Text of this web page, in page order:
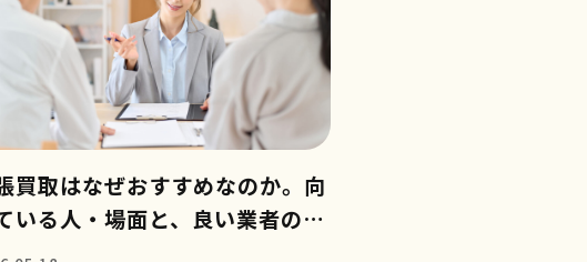
買取はなぜおすすめなのか。向
いる人・場面と、良い業者の見
方